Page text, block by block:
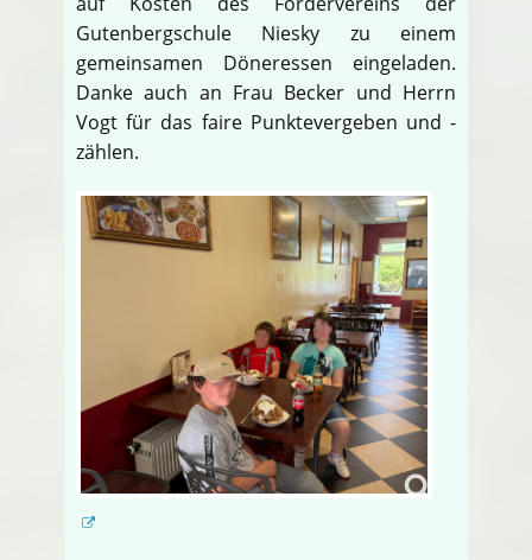
Gutenbergschule Niesky zu einem
gemeinsamen Döneressen eingeladen.
Danke auch an Frau Becker und Herrn
Vogt für das faire Punktevergeben und -
zählen.